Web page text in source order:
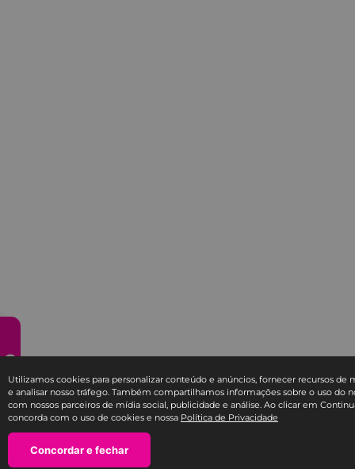
Utilizamos cookies para personalizar conteúdo e anúncios, fornecer recursos de
e analisar nosso tráfego. Também compartilhamos informações sobre o uso do
com nossos parceiros de mídia social, publicidade e análise. Ao clicar em
concorda com o uso de cookies e nossa Política de Privacidade
Concordar e fechar